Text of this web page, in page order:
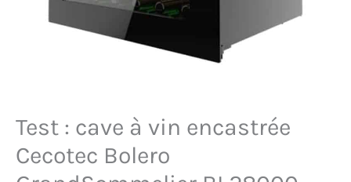
Test : cave à vin encastrée
Cecotec Bolero